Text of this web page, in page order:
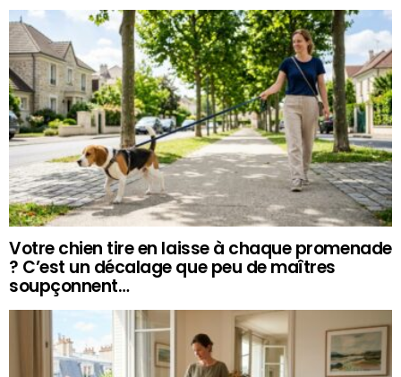
Votre chien tire en laisse à chaque promenade
? C’est un décalage que peu de maîtres
soupçonnent…